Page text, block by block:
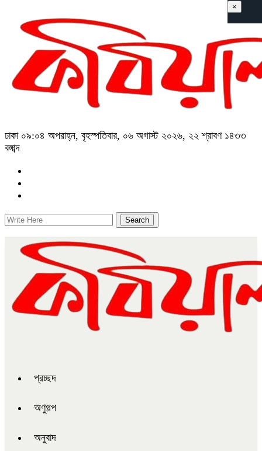
ঢাকা ০৯:০৪ অপরাহ্ন, বৃহস্পতিবার, ০৬ অগাস্ট ২০২৬, ২২ শ্রাবণ ১৪৩৩
বঙ্গাব্দ
প্রচ্ছদ
অণুগল্প
অনুবাদ
×